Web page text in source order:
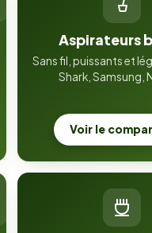
Aspirateurs
Sans fil, puissants et
Shark, Samsung,
Voir le